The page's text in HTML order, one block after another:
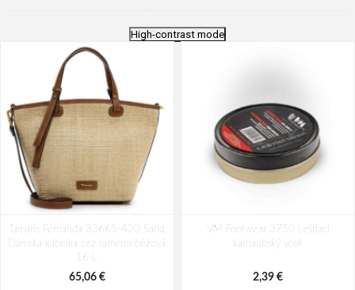
High-contrast mode
Tamaris Fernanda 33665-420 Sand
Dámska kabelka cez rameno béžová
16 L
65,06 €
VM Footwear 3750 Leštiaci
karnaubský vosk
2,39 €